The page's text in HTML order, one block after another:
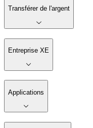
Transférer de l'argent
Entreprise XE
Applications